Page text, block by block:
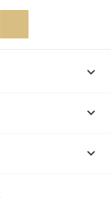


